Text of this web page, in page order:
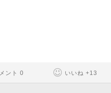
ント 0 いいね +13